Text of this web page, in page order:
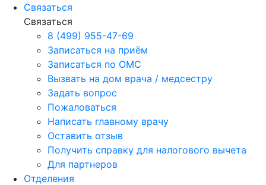
Связаться
Связаться
8 (499) 955-47-69
Записаться на приём
Записаться по ОМС
Вызвать на дом врача / медсестру
Задать вопрос
Пожаловаться
Написать главному врачу
Оставить отзыв
Получить справку для налогового вычета
Для партнеров
Отделения